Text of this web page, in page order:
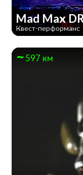
Mad Max
Квест-перформанс
597 км